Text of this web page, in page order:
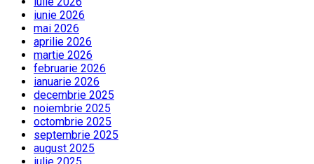
iunie 2026
mai 2026
aprilie 2026
martie 2026
februarie 2026
ianuarie 2026
decembrie 2025
noiembrie 2025
octombrie 2025
septembrie 2025
august 2025